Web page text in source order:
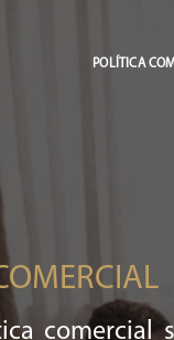
POLÍTICA
comercial